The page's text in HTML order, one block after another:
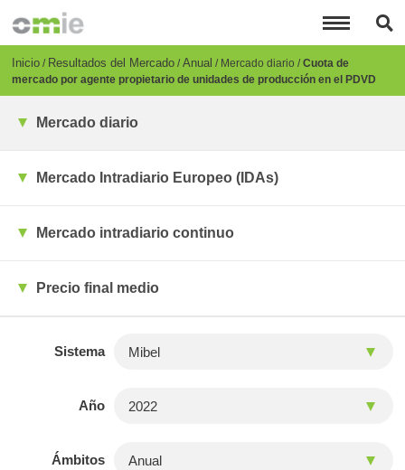
principal
Breadcrumb
Inicio Resultados del Mercado Anual Mercado diario Cuota de
mercado por agente propietario de unidades de producción en el PDVD
Mercado diario
Mercado Intradiario Europeo (IDAs)
Mercado intradiario continuo
Precio final medio
Sistema
Año
Ámbitos